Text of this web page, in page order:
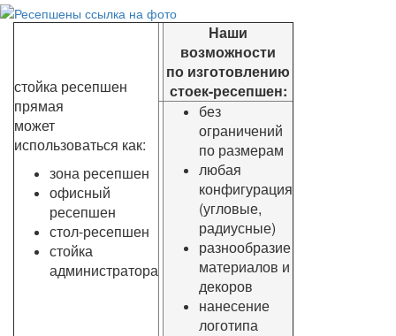
стойка ресепшен
прямая
может
использоваться как:
зона ресепшен
офисный
ресепшен
стол-ресепшен
стойка
администратора
Наши
возможности
по изготовлению
стоек-ресепшен:
без
ограничений
по размерам
любая
конфигурация
(угловые,
радиусные)
разнообразие
материалов и
декоров
нанесение
логотипа